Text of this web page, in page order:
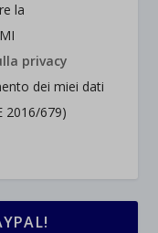
la
privacy
dei miei dati
2016/679)